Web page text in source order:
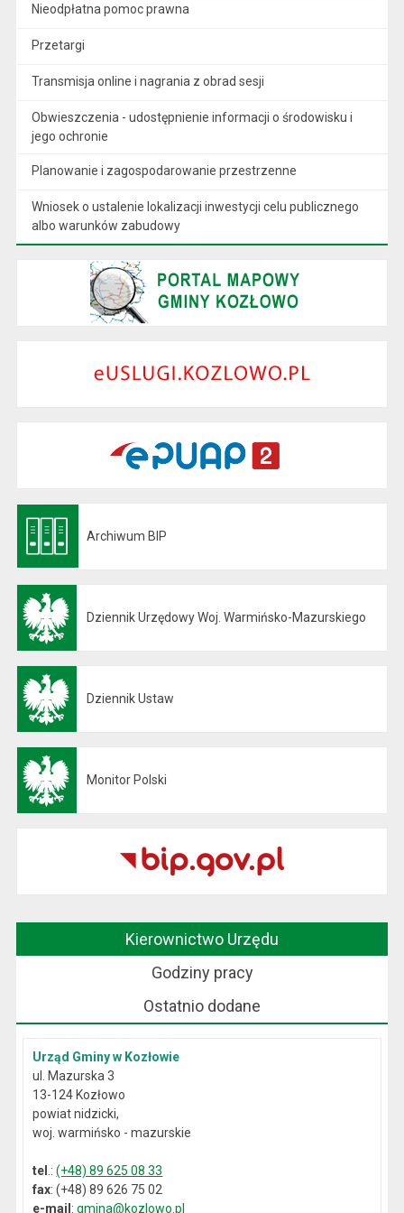
Nieodpłatna pomoc prawna
Przetargi
Transmisja online i nagrania z obrad sesji
Obwieszczenia - udostępnienie informacji o środowisku i
jego ochronie
Planowanie i zagospodarowanie przestrzenne
Wniosek o ustalenie lokalizacji inwestycji celu publicznego
albo warunków zabudowy
Archiwum BIP
Dziennik Urzędowy Woj. Warmińsko-Mazurskiego
Dziennik Ustaw
Monitor Polski
Kierownictwo Urzędu
Godziny pracy
Ostatnio dodane
Urząd Gminy w Kozłowie
ul. Mazurska 3
13-124 Kozłowo
powiat nidzicki,
woj. warmińsko - mazurskie
tel .:(+48) 89 625 08 33
fax: (+48) 89 626 75 02
e-mail:gmina@kozlowo.pl